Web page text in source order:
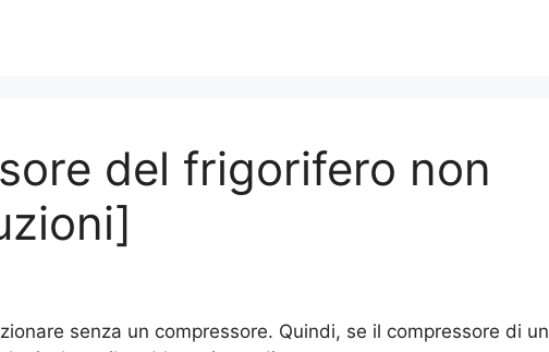
del frigorifero non
senza un compressore. Quindi, se il compressore di un